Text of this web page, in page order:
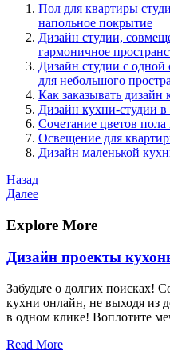
Пол для квартиры
напольное покрытие
Дизайн студии,
гармоничное
Дизайн студии с
для небольшого
Как заказывать дизайн
Дизайн кухни-студии
Сочетание цветов пола
Освещение для
Дизайн маленькой
Навигация
по
записям
Предыдущая
запись
Назад
Следующая
Далее
Explore More
Дизайн проекты
Забудьте о долгих поисках!
кухни онлайн, не выходя из
в одном клике! Воплотите
Read More